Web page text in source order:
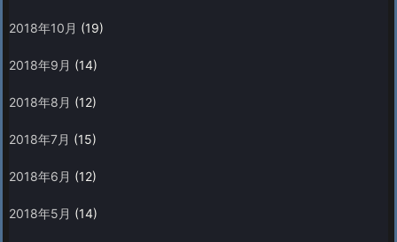
2018年10月 (19)
2018年9月 (14)
2018年8月 (12)
2018年7月 (15)
2018年6月 (12)
2018年5月 (14)